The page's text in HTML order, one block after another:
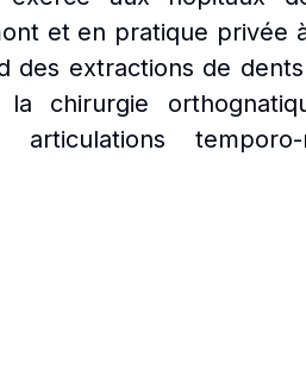
et en pratique privée
des extractions de
chirurgie
temporo-